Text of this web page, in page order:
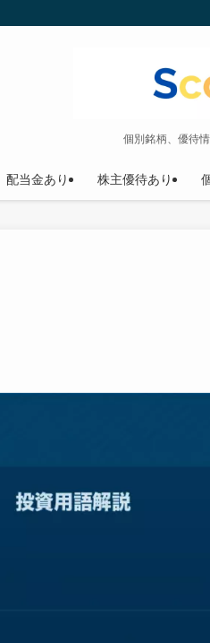
個別銘柄、優待
配当金あり 株主優待あり